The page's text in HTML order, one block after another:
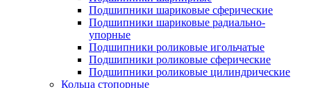
Подшипники шариковые сферические
Подшипники шариковые радиально-
упорные
Подшипники роликовые игольчатые
Подшипники роликовые сферические
Подшипники роликовые цилиндрические
Кольца стопорные